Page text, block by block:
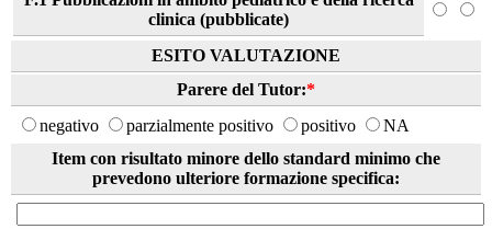
clinica (pubblicate)
ESITO VALUTAZIONE
Parere del Tutor:*
negativo
parzialmente positivo positivo
NA
Item con risultato minore dello standard minimo che
prevedono ulteriore formazione specifica: